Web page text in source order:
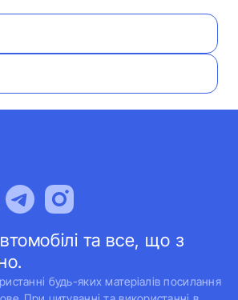
та все, що з
будь-яких матеріалів посилання